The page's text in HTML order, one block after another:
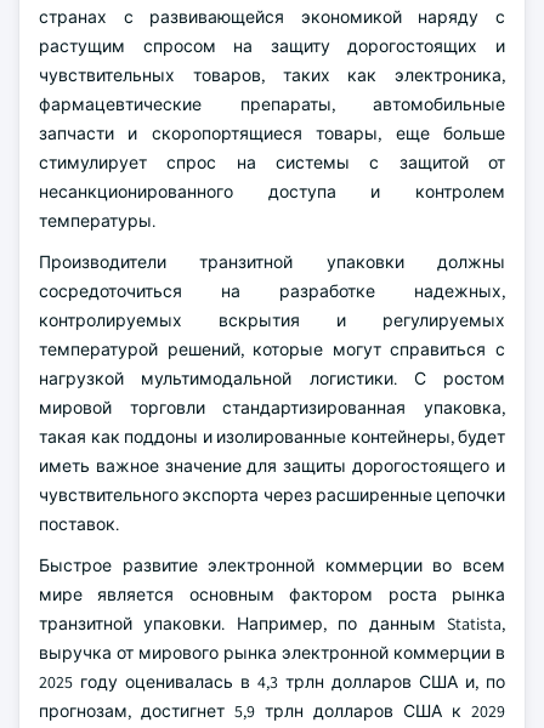
странах с развивающейся экономикой наряду с
растущим спросом на защиту дорогостоящих и
чувствительных товаров, таких как электроника,
фармацевтические препараты, автомобильные
запчасти и скоропортящиеся товары, еще больше
стимулирует спрос на системы с защитой от
несанкционированного доступа и контролем
температуры.
Производители транзитной упаковки должны
сосредоточиться на разработке надежных,
контролируемых вскрытия и регулируемых
температурой решений, которые могут справиться с
нагрузкой мультимодальной логистики. С ростом
мировой торговли стандартизированная упаковка,
такая как поддоны и изолированные контейнеры, будет
иметь важное значение для защиты дорогостоящего и
чувствительного экспорта через расширенные цепочки
поставок.
Быстрое развитие электронной коммерции во всем
мире является основным фактором роста рынка
транзитной упаковки. Например, по данным Statista,
выручка от мирового рынка электронной коммерции в
2025 году оценивалась в 4,3 трлн долларов США и, по
прогнозам, достигнет 5,9 трлн долларов США к 2029